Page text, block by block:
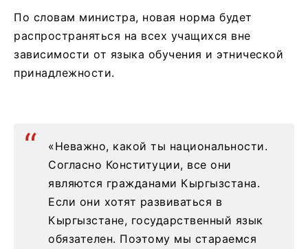
По словам министра, новая норма будет
распространяться на всех учащихся вне
зависимости от языка обучения и этнической
принадлежности.
«Неважно, какой ты национальности.
Согласно Конституции, все они
являются гражданами Кыргызстана.
Если они хотят развиваться в
Кыргызстане, государственный язык
обязателен. Поэтому мы стараемся